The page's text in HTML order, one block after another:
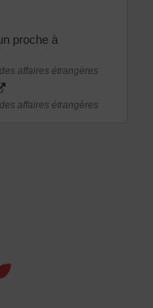
proche à
affaires étrangères
affaires étrangères